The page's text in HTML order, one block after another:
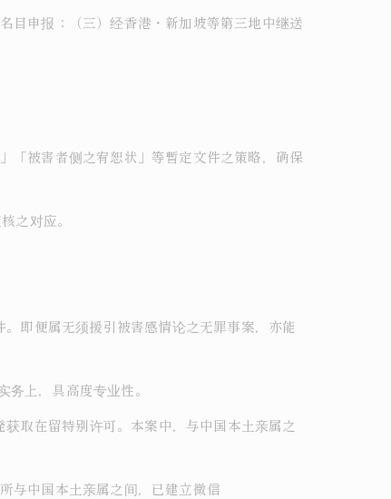
目申报；（三）经香港・新加坡等第三地中继送
「被害者侧之宥恕状」等暫定文件之策略，确保
之对应。
即便属无须援引被害感情论之无罪事案，亦能
上，具高度专业性。
取在留特别许可。本案中，与中国本土亲属之
与中国本土亲属之间，已建立微信